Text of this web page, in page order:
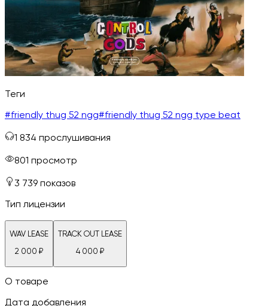
Теги
#friendly thug 52 ngg#friendly thug 52 ngg type beat
1 834 прослушивания
801 просмотр
3 739 показов
Тип лицензии
WAV LEASE
2 000 ₽
TRACK OUT LEASE
4 000 ₽
О товаре
Дата добавления